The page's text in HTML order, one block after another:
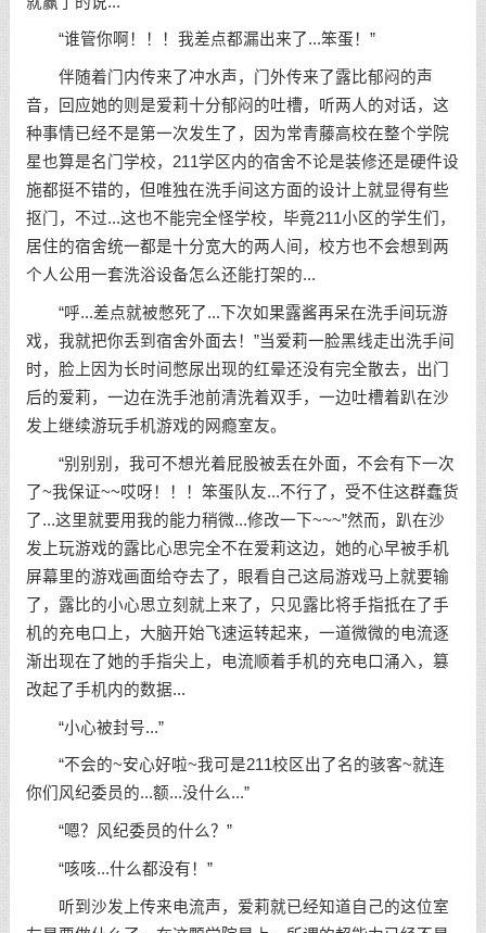
“谁管你啊！！！我差点都漏出来了...笨蛋！”
伴随着门内传来了冲水声，门外传来了露比郁闷的声
音，回应她的则是爱莉十分郁闷的吐槽，听两人的对话，这
种事情已经不是第一次发生了，因为常青藤高校在整个学院
星也算是名门学校，211学区内的宿舍不论是装修还是硬件设
施都挺不错的，但唯独在洗手间这方面的设计上就显得有些
抠门，不过...这也不能完全怪学校，毕竟211小区的学生们，
居住的宿舍统一都是十分宽大的两人间，校方也不会想到两
个人公用一套洗浴设备怎么还能打架的...
“呼...差点就被憋死了...下次如果露酱再呆在洗手间玩游
戏，我就把你丢到宿舍外面去！”当爱莉一脸黑线走出洗手间
时，脸上因为长时间憋尿出现的红晕还没有完全散去，出门
后的爱莉，一边在洗手池前清洗着双手，一边吐槽着趴在沙
发上继续游玩手机游戏的网瘾室友。
“别别别，我可不想光着屁股被丢在外面，不会有下一次
了~我保证~~哎呀！！！笨蛋队友...不行了，受不住这群蠢货
了...这里就要用我的能力稍微...修改一下~~~”然而，趴在沙
发上玩游戏的露比心思完全不在爱莉这边，她的心早被手机
屏幕里的游戏画面给夺去了，眼看自己这局游戏马上就要输
了，露比的小心思立刻就上来了，只见露比将手指抵在了手
机的充电口上，大脑开始飞速运转起来，一道微微的电流逐
渐出现在了她的手指尖上，电流顺着手机的充电口涌入，篡
改起了手机内的数据...
“小心被封号...”
“不会的~安心好啦~我可是211校区出了名的骇客~就连
你们风纪委员的...额...没什么...”
“嗯？风纪委员的什么？”
“咳咳...什么都没有！”
听到沙发上传来电流声，爱莉就已经知道自己的这位室